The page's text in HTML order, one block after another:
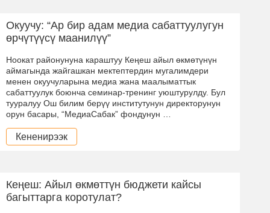
Окуучу: “Ар бир адам медиа сабаттуулугун
өрчүтүүсү маанилүү”
Ноокат районунуна караштуу Кеңеш айыл өкмөтүнүн
аймагында жайгашкан мектептердин мугалимдери
менен окуучуларына медиа жана маалыматтык
сабаттуулук боюнча семинар-тренинг уюштурулду. Бул
тууралуу Ош билим берүү институтунун директорунун
орун басары, “МедиаСабак” фондунун …
Кененирээк
Кеңеш: Айыл өкмөттүн бюджети кайсы
багыттарга коротулат?